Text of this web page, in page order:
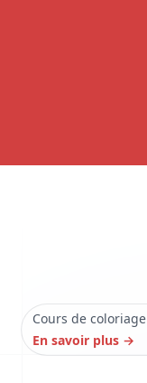
Cours de
En savoir plus →